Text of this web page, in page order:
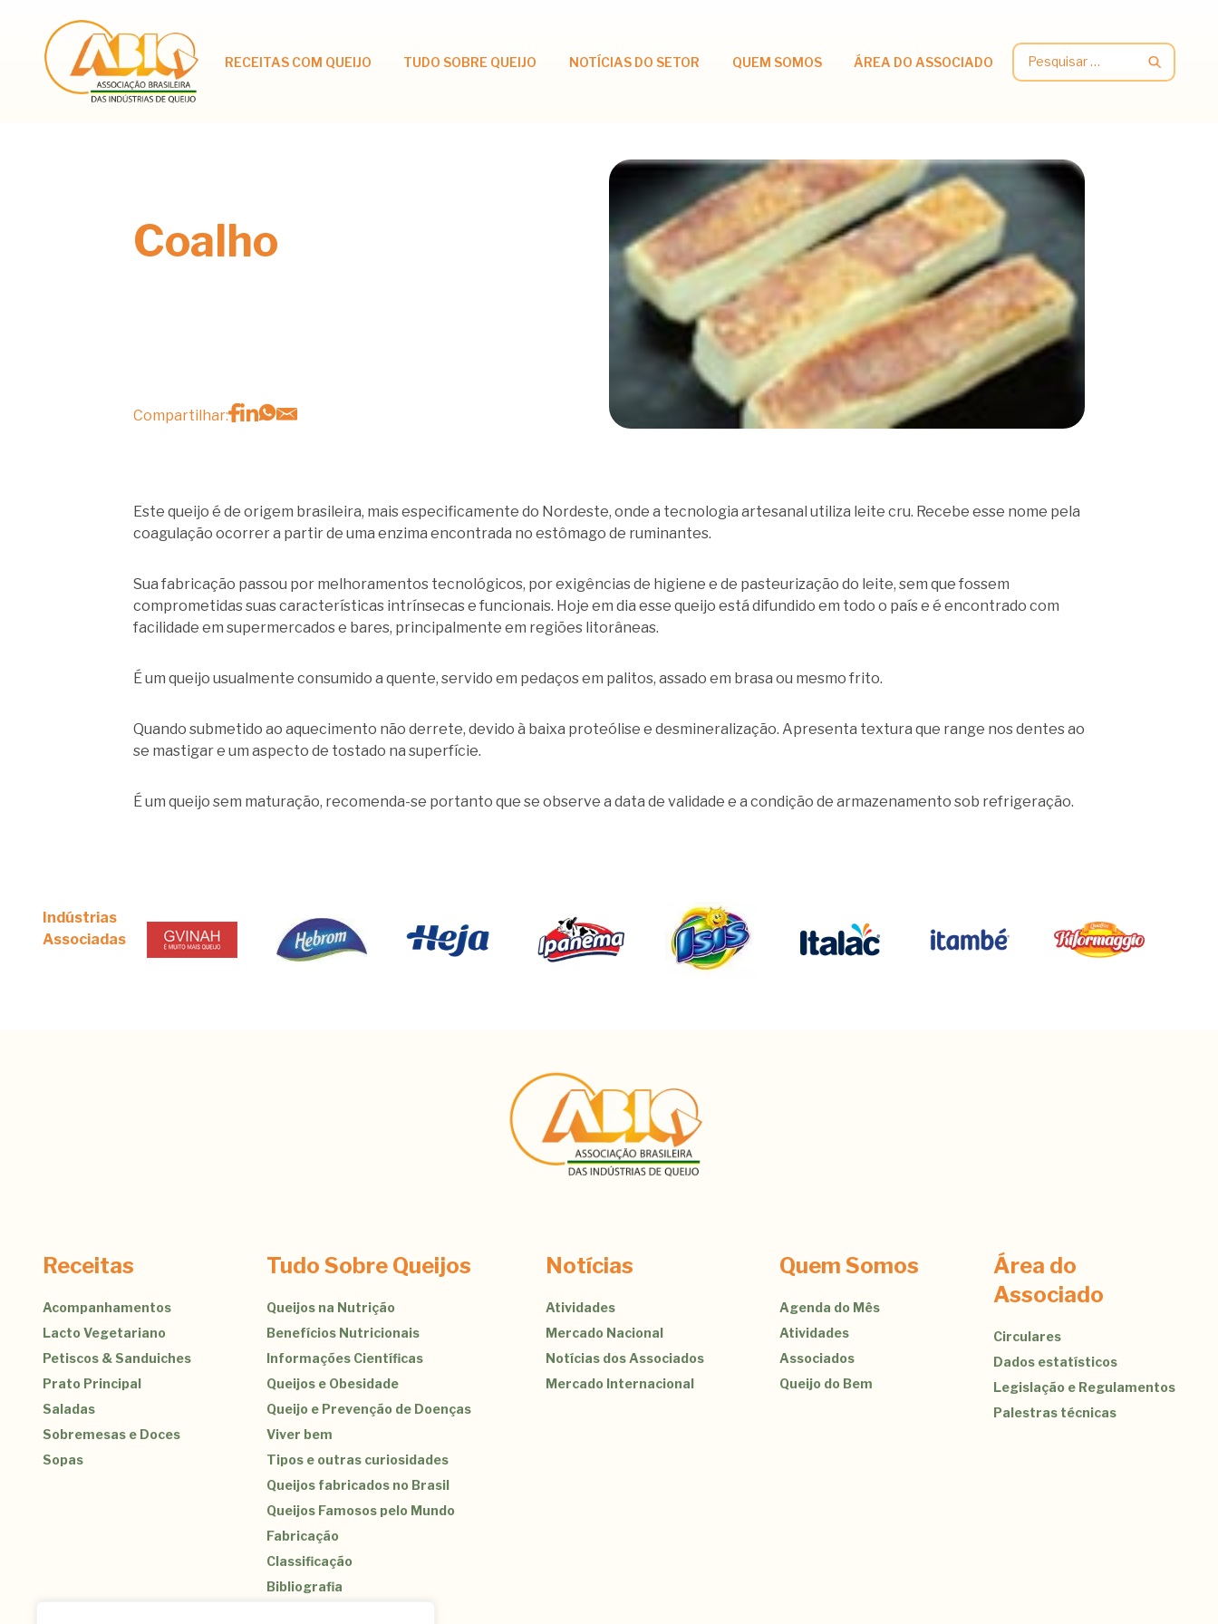
RECEITAS COM QUEIJO TUDO SOBRE QUEIJO NOTÍCIAS DO SETOR QUEM SOMOS ÁREA DO ASSOCIADO
Pesquisar
por:
Coalho
Compartilhar:
Este queijo é de origem brasileira, mais especificamente do Nordeste, onde a tecnologia artesanal utiliza leite cru. Recebe esse nome pela
coagulação ocorrer a partir de uma enzima encontrada no estômago de ruminantes.
Sua fabricação passou por melhoramentos tecnológicos, por exigências de higiene e de pasteurização do leite, sem que fossem
comprometidas suas características intrínsecas e funcionais. Hoje em dia esse queijo está difundido em todo o país e é encontrado com
facilidade em supermercados e bares, principalmente em regiões litorâneas.
É um queijo usualmente consumido a quente, servido em pedaços em palitos, assado em brasa ou mesmo frito.
Quando submetido ao aquecimento não derrete, devido à baixa proteólise e desmineralização. Apresenta textura que range nos dentes ao
se mastigar e um aspecto de tostado na superfície.
É um queijo sem maturação, recomenda-se portanto que se observe a data de validade e a condição de armazenamento sob refrigeração.
Indústrias
Associadas
Receitas
Acompanhamentos
Lacto Vegetariano
Petiscos & Sanduiches
Prato Principal
Saladas
Sobremesas e Doces
Sopas
Tudo Sobre Queijos
Queijos na Nutrição
Benefícios Nutricionais
Informações Científicas
Queijos e Obesidade
Queijo e Prevenção de Doenças
Viver bem
Tipos e outras curiosidades
Queijos fabricados no Brasil
Queijos Famosos pelo Mundo
Fabricação
Classificação
Bibliografia
Notícias
Atividades
Mercado Nacional
Notícias dos Associados
Mercado Internacional
Quem Somos
Agenda do Mês
Atividades
Associados
Queijo do Bem
Área do
Associado
Circulares
Dados estatísticos
Legislação e Regulamentos
Palestras técnicas